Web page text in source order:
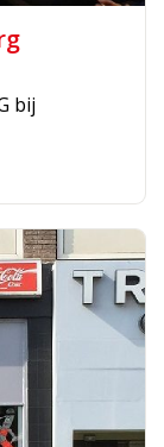
bij